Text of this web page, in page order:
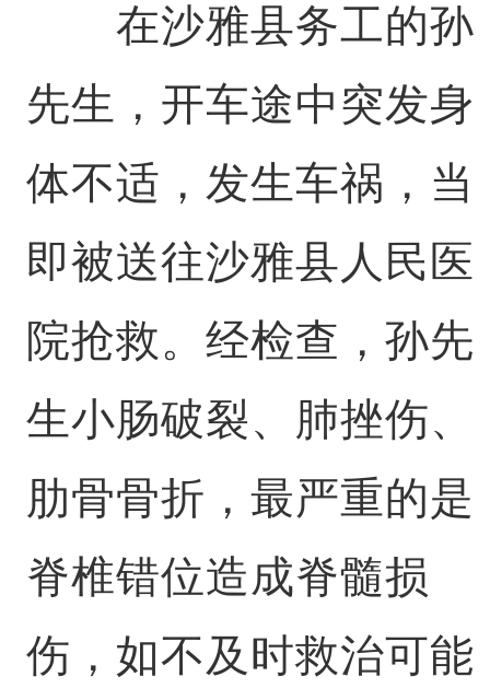
在沙雅县务工的孙
先生，开车途中突发身
体不适，发生车祸，当
即被送往沙雅县人民医
院抢救。经检查，孙先
生小肠破裂、肺挫伤、
肋骨骨折，最严重的是
脊椎错位造成脊髓损
伤，如不及时救治可能